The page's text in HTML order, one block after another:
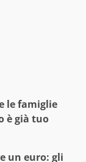
le famiglie
è già tuo
un euro: gli